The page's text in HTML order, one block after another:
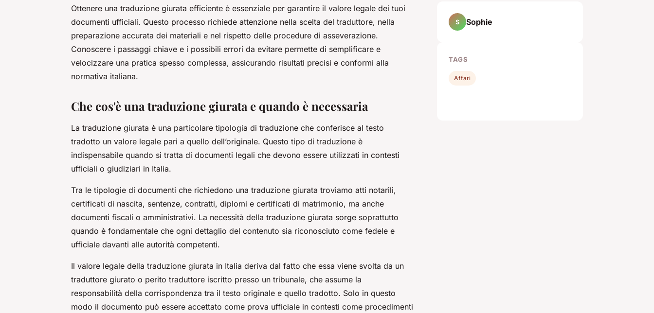
Ottenere una traduzione giurata efficiente è essenziale per garantire il valore legale dei tuoi
documenti ufficiali. Questo processo richiede attenzione nella scelta del traduttore, nella
preparazione accurata dei materiali e nel rispetto delle procedure di asseverazione.
Conoscere i passaggi chiave e i possibili errori da evitare permette di semplificare e
velocizzare una pratica spesso complessa, assicurando risultati precisi e conformi alla
normativa italiana.
Che cos'è una traduzione giurata e quando è necessaria
La traduzione giurata è una particolare tipologia di traduzione che conferisce al testo
tradotto un valore legale pari a quello dell’originale. Questo tipo di traduzione è
indispensabile quando si tratta di documenti legali che devono essere utilizzati in contesti
ufficiali o giudiziari in Italia.
Tra le tipologie di documenti che richiedono una traduzione giurata troviamo atti notarili,
certificati di nascita, sentenze, contratti, diplomi e certificati di matrimonio, ma anche
documenti fiscali o amministrativi. La necessità della traduzione giurata sorge soprattutto
quando è fondamentale che ogni dettaglio del contenuto sia riconosciuto come fedele e
ufficiale davanti alle autorità competenti.
Il valore legale della traduzione giurata in Italia deriva dal fatto che essa viene svolta da un
traduttore giurato o perito traduttore iscritto presso un tribunale, che assume la
responsabilità della corrispondenza tra il testo originale e quello tradotto. Solo in questo
modo il documento può essere accettato come prova ufficiale in contesti come procedimenti
S Sophie
TAGS
Affari